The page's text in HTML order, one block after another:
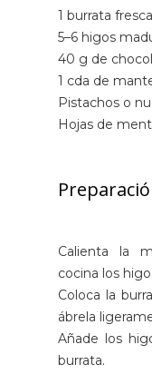
1 burrata
5–6 higos
40 g de
1 cda de
Pistachos o
Hojas de
Calienta la
cocina los
Coloca la
ábrela
Añade los
burrata.